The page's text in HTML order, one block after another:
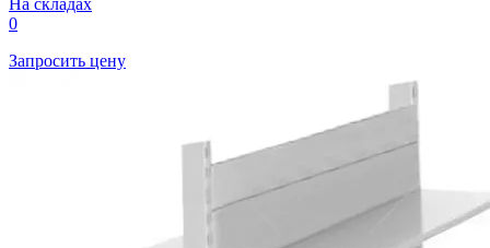
0
Запросить цену